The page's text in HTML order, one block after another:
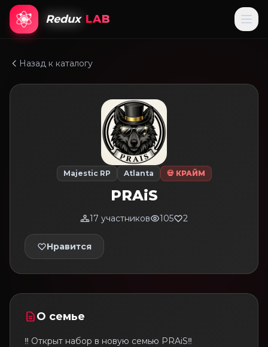
Redux LAB
Назад к каталогу
Majestic RP Atlanta 💀 КРАЙМ
PRAiS
17 участников 105 2
Нравится
О семье
‼️ Открыт набор в новую семью PRAiS‼️